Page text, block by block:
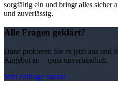
sorgfältig ein und bringt alles sicher
und zuverlässig.
Alle Fragen geklärt?
Dann probieren Sie es jetzt aus und
Angebot an – ganz unverbindlich.
Jetzt Anfrage starten